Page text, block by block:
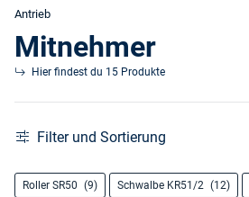
Antrieb
Mitnehmer
Hier findest du 15 Produkte
Filter und Sortierung
Roller SR50 (9) Schwalbe KR51/2 (12)